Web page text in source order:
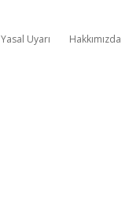
Yasal Uyarı Hakkımızda